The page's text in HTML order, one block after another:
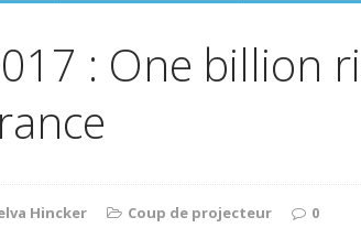
: One billion
Hincker Coup de projecteur 0